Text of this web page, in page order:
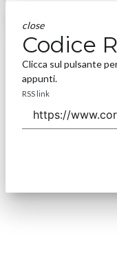
close
Codice
Clicca sul pulsante
appunti.
RSS link